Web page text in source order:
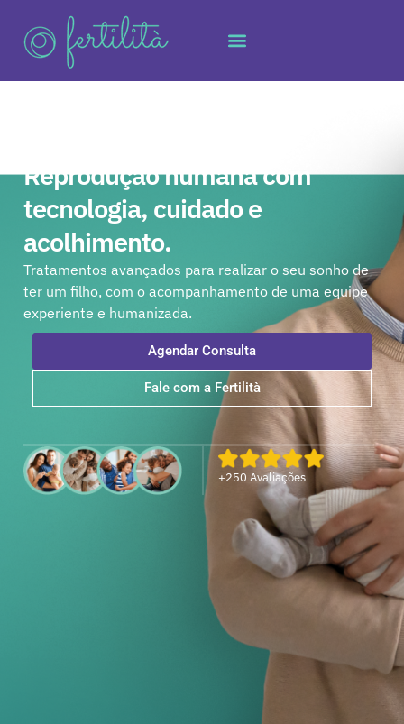
Reprodução humana com
tecnologia, cuidado e
acolhimento.
Tratamentos avançados para realizar o seu sonho de
ter um filho, com o acompanhamento de uma equipe
experiente e humanizada.
Agendar Consulta
Fale com a Fertilità
+250 Avaliações